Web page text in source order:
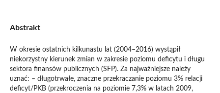
Abstrakt
W okresie ostatnich kilkunastu lat (2004–2016) wystąpił
niekorzystny kierunek zmian w zakresie poziomu deficytu i długu
sektora finansów publicznych (SFP). Za najważniejsze należy
uznać: – długotrwałe, znaczne przekraczanie poziomu 3% relacji
deficyt/PKB (przekroczenia na poziomie 7,3% w latach 2009,